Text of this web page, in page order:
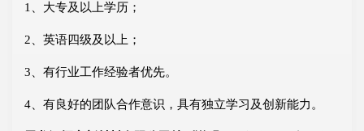
1、大专及以上学历；
2、英语四级及以上；
3、有行业工作经验者优先。
4、有良好的团队合作意识，具有独立学习及创新能力。